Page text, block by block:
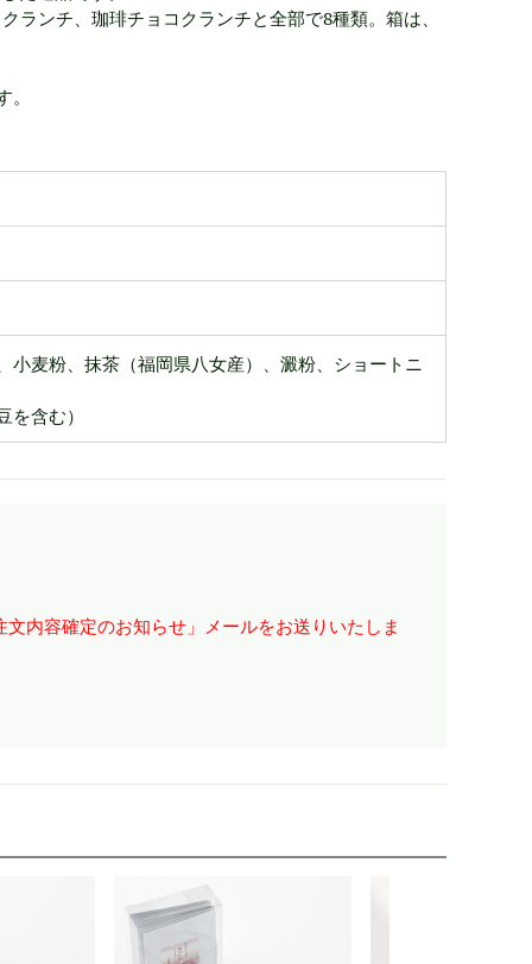
ンチ、珈琲チョコクランチと全部で8種類。箱は、
麦粉、抹茶（福岡県八女産）、澱粉、ショートニ
含む）
内容確定のお知らせ」メールをお送りいたしま